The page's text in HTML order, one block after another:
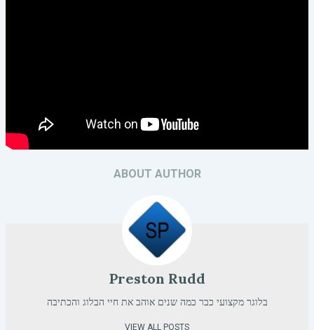
ABOUT AUTHOR
Preston Rudd
בלוגר מקצועי כבר כמה שנים אוהב את חיי הבלוג והכתיבה
VIEW ALL POSTS